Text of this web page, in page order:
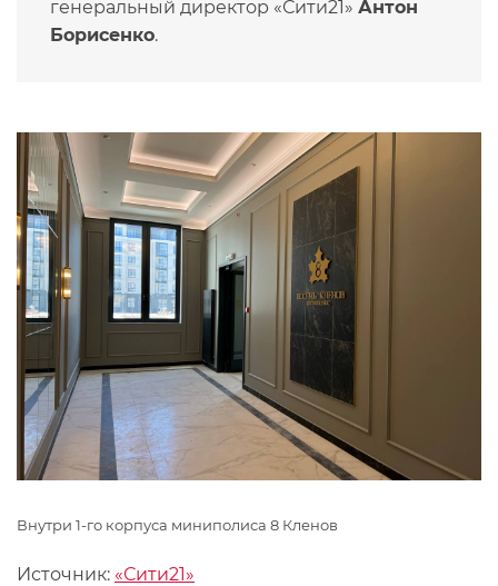
генеральный директор «Сити21» Антон
Борисенко.
Внутри 1-го корпуса миниполиса 8 Кленов
Источник: «Сити21»